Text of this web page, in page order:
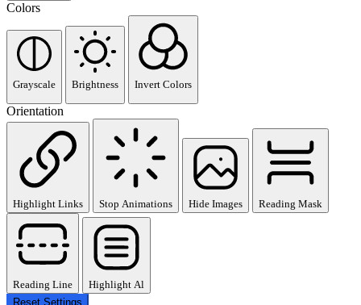
Colors
Grayscale Brightness Invert Colors
Orientation
Highlight Links Stop Animations Hide Images Reading Mask
Reading Line
Highlight Al
Reset Settings